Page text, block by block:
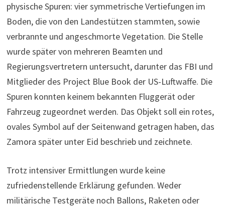
physische Spuren: vier symmetrische Vertiefungen im
Boden, die von den Landestützen stammten, sowie
verbrannte und angeschmorte Vegetation. Die Stelle
wurde später von mehreren Beamten und
Regierungsvertretern untersucht, darunter das FBI und
Mitglieder des Project Blue Book der US-Luftwaffe. Die
Spuren konnten keinem bekannten Fluggerät oder
Fahrzeug zugeordnet werden. Das Objekt soll ein rotes,
ovales Symbol auf der Seitenwand getragen haben, das
Zamora später unter Eid beschrieb und zeichnete.
Trotz intensiver Ermittlungen wurde keine
zufriedenstellende Erklärung gefunden. Weder
militärische Testgeräte noch Ballons, Raketen oder